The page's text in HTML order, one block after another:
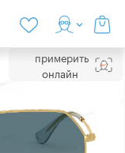
примерить
онлайн